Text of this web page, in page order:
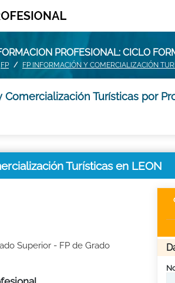
PROFESIONAL: CICLO
FP FP INFORMACIÓN Y COMERCIALIZACIÓN
Comercialización Turísticas por
Turísticas en LEON
Superior - FP de Grado